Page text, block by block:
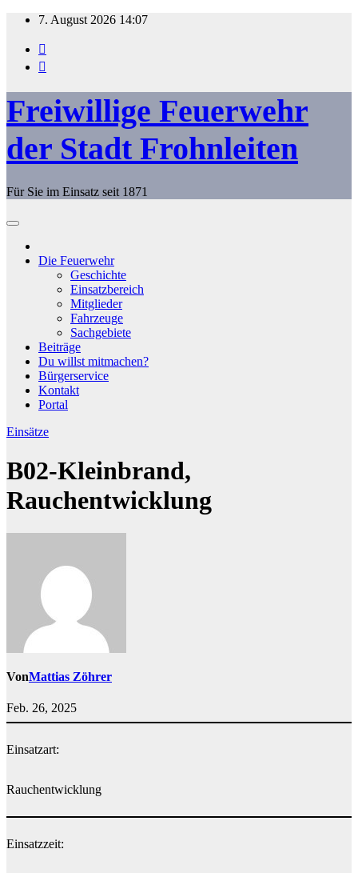
Zum
springen
7. August 2026 14:07
Freiwillige Feuerwehr
der Stadt Frohnleiten
Für Sie im Einsatz seit 1871
Die Feuerwehr
Geschichte
Einsatzbereich
Mitglieder
Fahrzeuge
Sachgebiete
Beiträge
Du willst mitmachen?
Bürgerservice
Kontakt
Portal
Einsätze
B02-Kleinbrand,
Rauchentwicklung
VonMattias Zöhrer
Feb. 26, 2025
Einsatzart:
Rauchentwicklung
Einsatzzeit: